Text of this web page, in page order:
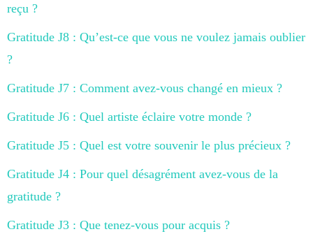
reçu ?
Gratitude J8 : Qu’est-ce que vous ne voulez jamais oublier
?
Gratitude J7 : Comment avez-vous changé en mieux ?
Gratitude J6 : Quel artiste éclaire votre monde ?
Gratitude J5 : Quel est votre souvenir le plus précieux ?
Gratitude J4 : Pour quel désagrément avez-vous de la
gratitude ?
Gratitude J3 : Que tenez-vous pour acquis ?